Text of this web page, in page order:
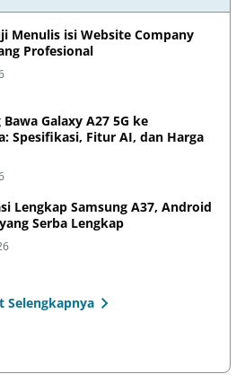
Menulis isi Website Company
Profesional
Galaxy A27 5G ke
Spesifikasi, Fitur AI, dan Harga
Lengkap Samsung A37, Android
Serba Lengkap
Selengkapnya